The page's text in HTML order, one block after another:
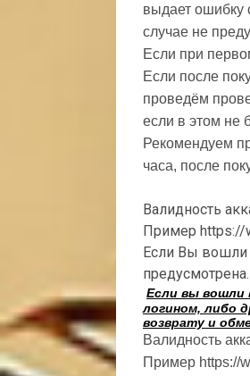
выдает ошибку
случае не
Если при
Если после
проведём
если в этом не
Рекомендуем
часа, после
Валидность
Пример https://
Если Вы вошли
предусмотрена.
Если вы вошли
логином, либо
возврату и
Валидность
Пример https://